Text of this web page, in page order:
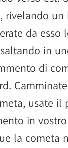
rivelando un
da esso
in
di
usate il
in vostro
la cometa